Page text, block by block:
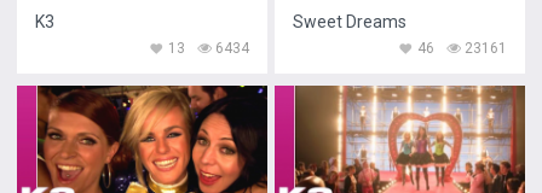
K3
6434
13
Sweet Dreams
23161
46